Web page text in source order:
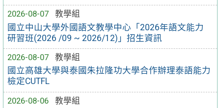
2026-08-07
教學組
國立中山大學外國語文教學中心「2026年語文能力
研習班(2026 /09 ~ 2026/12)」招生資訊
2026-08-07
教學組
國立高雄大學與泰國朱拉隆功大學合作辦理泰語能力
檢定CUTFL
2026-08-06
教學組